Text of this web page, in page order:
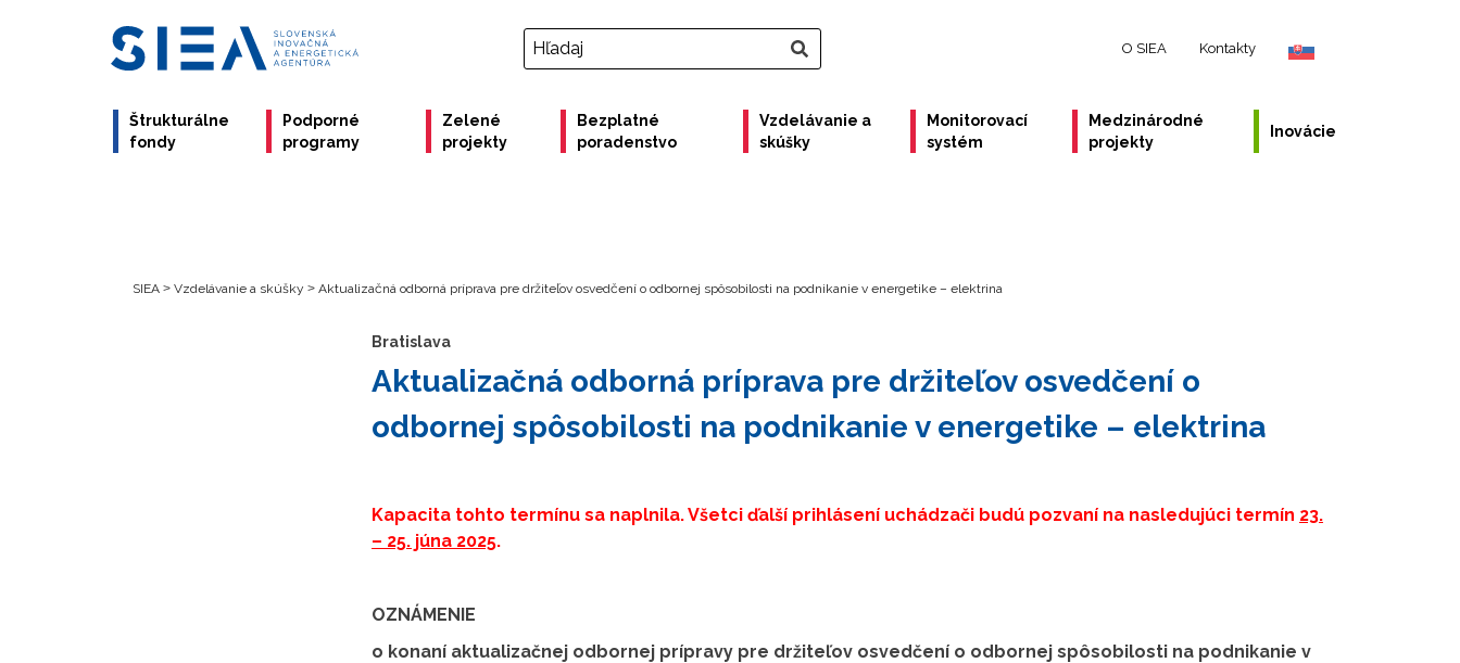
O SIEA Kontakty
Štrukturálne
fondy
Podporné
programy
Zelené
projekty
Bezplatné
poradenstvo
Vzdelávanie a
skúšky
Monitorovací
systém
Medzinárodné
projekty
Inovácie
SIEA > Vzdelávanie a skúšky > Aktualizačná odborná príprava pre držiteľov osvedčení o odbornej spôsobilosti na podnikanie v energetike – elektrina
Bratislava
Aktualizačná odborná príprava pre držiteľov osvedčení o
odbornej spôsobilosti na podnikanie v energetike – elektrina
Kapacita tohto termínu sa naplnila. Všetci ďalší prihlásení uchádzači budú pozvaní na nasledujúci termín 23.
– 25. júna 2025.
OZNÁMENIE
o konaní aktualizačnej odbornej prípravy pre držiteľov osvedčení o odbornej spôsobilosti na podnikanie v